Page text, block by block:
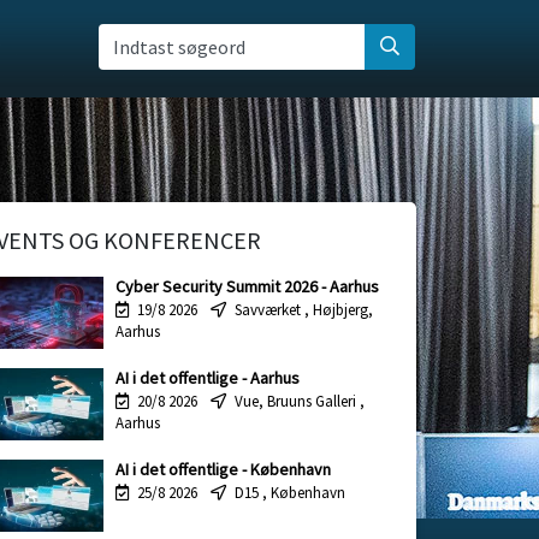
Indtast søgeord
OG KONFERENCER
Cyber Security Summit 2026 - Aarhus
19/8 2026 Savværket , Højbjerg,
Aarhus
AI i det offentlige - Aarhus
20/8 2026
Vue, Bruuns Galleri ,
Aarhus
AI i det offentlige - København
25/8 2026 D15 , København